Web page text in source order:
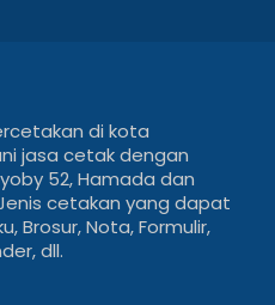
di kota
jasa cetak dengan
52, Hamada dan
cetakan yang dapat
Brosur, Nota, Formulir,
dll.